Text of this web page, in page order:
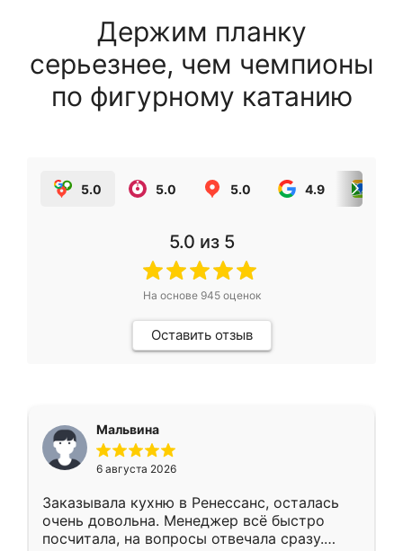
Держим планку
серьезнее, чем чемпионы
по фигурному катанию
5.0 5.0 5.0 4.9
5.0 из 5
На основе 945оценок
Оставить отзыв
Мальвина
6 августа 2026
Заказывала кухню в Ренессанс, осталась
очень довольна. Менеджер всё быстро
посчитала, на вопросы отвечала сразу.